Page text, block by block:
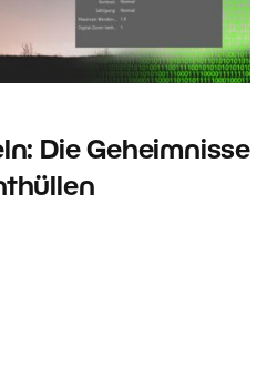
Die Geheimnisse